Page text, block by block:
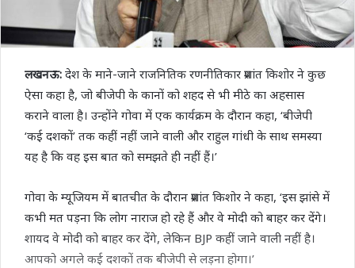
लखनऊ: देश के माने-जाने राजनितिक रणनीतिकार प्रशांत किशोर ने कुछ
ऐसा कहा है, जो बीजेपी के कानों को शहद से भी मीठे का अहसास
कराने वाला है। उन्होंने गोवा में एक कार्यक्रम के दौरान कहा, ‘बीजेपी
‘कई दशकों’ तक कहीं नहीं जाने वाली और राहुल गांधी के साथ समस्या
यह है कि वह इस बात को समझते ही नहीं हैं।’
गोवा के म्यूजियम में बातचीत के दौरान प्रशांत किशोर ने कहा, ‘इस झांसे में
कभी मत पड़ना कि लोग नाराज हो रहे हैं और वे मोदी को बाहर कर देंगे।
शायद वे मोदी को बाहर कर देंगे, लेकिन BJP कहीं जाने वाली नहीं है।
आपको अगले कई दशकों तक बीजेपी से लड़ना होगा।’